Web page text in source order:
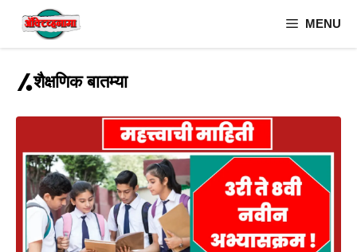
MENU
शैक्षणिक बातम्या